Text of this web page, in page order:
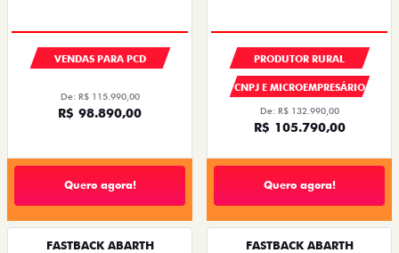
VENDAS PARA PCD
De: R$ 115.990,00
R$ 98.890,00
Quero agora!
PRODUTOR RURAL
CNPJ E MICROEMPRESÁRIO
De: R$ 132.990,00
R$ 105.790,00
Quero agora!
FASTBACK ABARTH FASTBACK ABARTH